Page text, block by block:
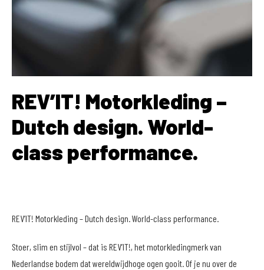
REV’IT! Motorkleding –
Dutch design. World-
class performance.
REV’IT! Motorkleding – Dutch design. World-class performance.
Stoer, slim en stijlvol – dat is REV’IT!, het motorkledingmerk van
Nederlandse bodem dat wereldwijdhoge ogen gooit. Of je nu over de